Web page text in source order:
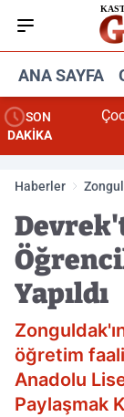
ANA SAYFA
SON
DAKİKA
Haberler
Yapıldı
öğretim
Anadolu
Paylaşmak